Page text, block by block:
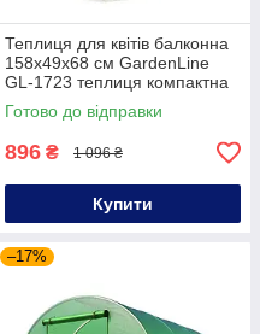
Теплиця для квітів балконна
158х49х68 см GardenLine
GL-1723 теплиця компактна
4 полиці
Готово до відправки
896 ₴ 1 096 ₴
Купити
–17%